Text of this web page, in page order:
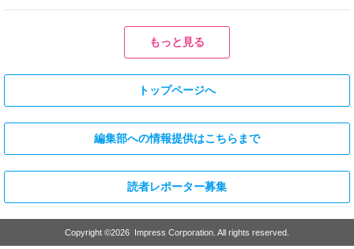
Amazonで開催中の「最大
ール」から5冊をピックアップ!
ぐ不安になってしまう』が一瞬で
「FANZA」7周年記念でVR74作
「FANZA動画」が「50%OFFキ
Amazonで1万冊以上が対象の「最大70%OFF Kindle本 読書強化
週間フェア」から5冊をピックアップ! 「図解 眠れなくなるほど面
白い 昭和の話」は50%OFF、「電通アートディレクターが本気で
考えた! 美しすぎるパワポ」は60%OFF
[2026/3/16 15:36:59]